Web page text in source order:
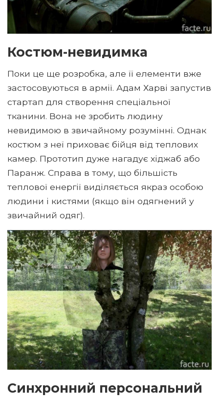
Костюм-невидимка
Поки це ще розробка, але її елементи вже
застосовуються в армії. Адам Харві запустив
стартап для створення спеціальної
тканини. Вона не зробить людину
невидимою в звичайному розумінні. Однак
костюм з неї приховає бійця від теплових
камер. Прототип дуже нагадує хіджаб або
Паранж. Справа в тому, що більшість
теплової енергії виділяється якраз особою
людини і кистями (якщо він одягнений у
звичайний одяг).
Синхронний персональний